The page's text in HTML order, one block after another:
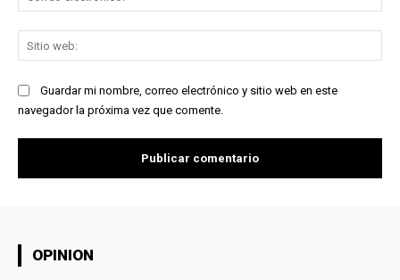
Guardar mi nombre, correo electrónico y sitio web en este
navegador la próxima vez que comente.
OPINION